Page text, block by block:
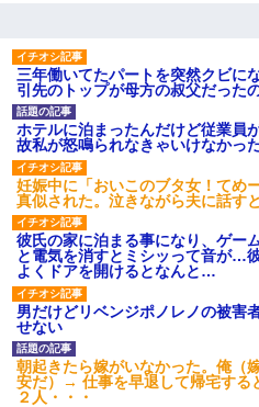
三年働いてたパートを突然クビに
引先のトップが母方の叔父だった
ホテルに泊まったんだけど従業員
故私が怒鳴られなきゃいけなかっ
妊娠中に「おいこのブタ女！てめ
真似された。泣きながら夫に話す
彼氏の家に泊まる事になり、ゲー
と電気を消すとミシッって音が…
よくドアを開けるとなんと…
男だけどリベンジポノレノの被害
せない
朝起きたら嫁がいなかった。俺（
安だ）→ 仕事を早退して帰宅する
２人・・・